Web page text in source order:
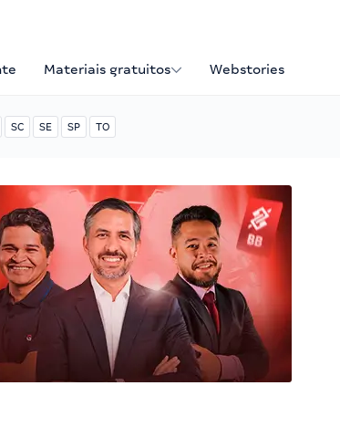
Materiais gratuitos Webstories
SC SE SP TO